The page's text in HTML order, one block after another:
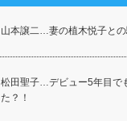
山本譲二…妻の植木悦子との
松田聖子…デビュー5年目で
た？！